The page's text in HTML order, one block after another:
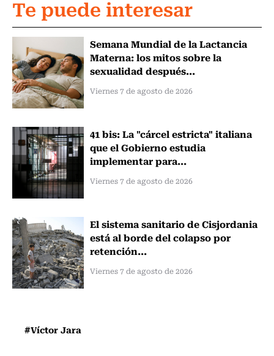
Te puede interesar
Semana Mundial de la Lactancia
Materna: los mitos sobre la
sexualidad después...
Viernes 7 de agosto de 2026
41 bis: La "cárcel estricta" italiana
que el Gobierno estudia
implementar para...
Viernes 7 de agosto de 2026
El sistema sanitario de Cisjordania
está al borde del colapso por
retención...
Viernes 7 de agosto de 2026
#Víctor Jara